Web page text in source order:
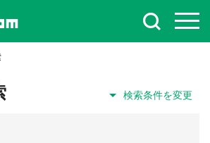
検索条件を変更